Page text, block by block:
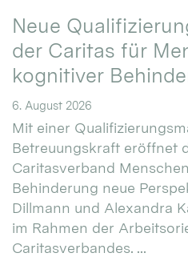
Neue
der Caritas für
kognitiver
6. August 2026
Mit einer
Betreuungskraft eröffnet
Caritasverband
Behinderung neue
Dillmann und Alexandra
im Rahmen der
Caritasverbandes. ...